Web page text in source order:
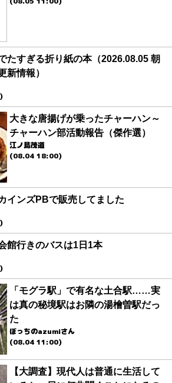
たすぎる折り紙の本（2026.08.05 朝
新情報）
大きな唐揚げが乗ったチャーハン～
チャーハン部活動報告（傑作選）
江ノ島茂道
(08.04 18:00)
インズPBで販売してました
館行きのバスは1日1本
「モグラ駅」で有名な土合駅……実
は真の秘境駅はお隣の湯檜曽駅だっ
た
ぼっちのazumiさん
(08.04 11:00)
【大調査】現代人は普通に生活して